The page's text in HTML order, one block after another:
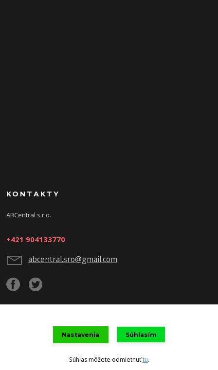
KONTAKTY
ABCentral s.r.o.
+421 904133770
abcentral.sro@gmail.com
Upravit sběr cookies.
Vytvorené na Eshop-rychlo.sk
Nastavenia Súhlasím
Súhlas môžete odmietnuťtu.